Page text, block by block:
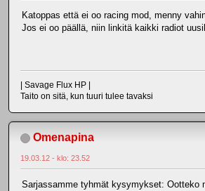
Katoppas että ei oo racing mod, menny
Jos ei oo päällä, niin linkitä kaikki radiot
| Savage Flux HP |
Taito on sitä, kun tuuri tulee tavaksi
Omenapina
19.03.12 - klo: 23.52
Sarjassamme tyhmät kysymykset: Ootteko